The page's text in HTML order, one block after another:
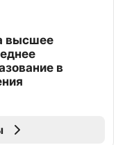
высшее
в